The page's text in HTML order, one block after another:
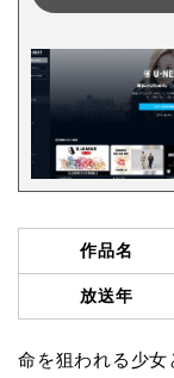
作品名
放送年
命を狙われる少